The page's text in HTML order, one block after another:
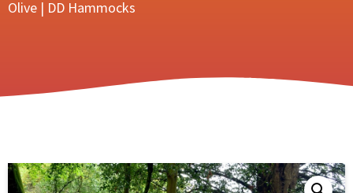
Olive | DD Hammocks